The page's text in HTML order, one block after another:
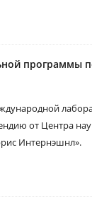
программы
от Центра
Интернэшнл».